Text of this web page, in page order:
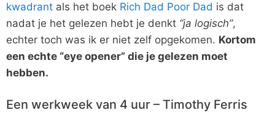
kwadrant als het boek Rich Dad Poor Dad is dat
nadat je het gelezen hebt je denkt “ja logisch”,
echter toch was ik er niet zelf opgekomen. Kortom
een echte “eye opener” die je gelezen moet
hebben.
Een werkweek van 4 uur – Timothy Ferris